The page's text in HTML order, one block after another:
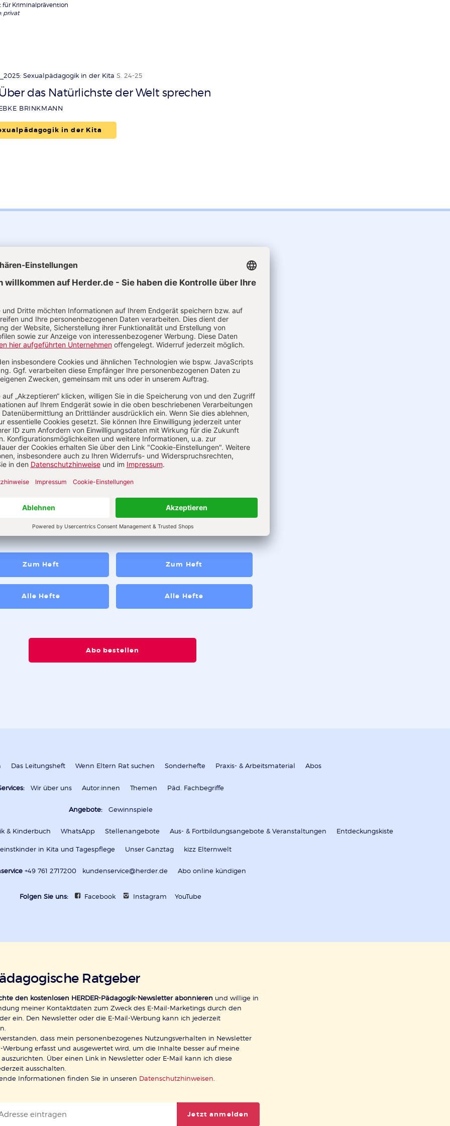
für Kriminalprävention
privat
Sexualpädagogik in der Kita S. 24-25
das Natürlichste der Welt sprechen
BRINKMANN
in der Kita
Ausgaben
8_2026
Zumutens
Zum Heft
Alle Hefte
Ausgabe 3_2026
Zum Heft
Alle Hefte
Abo bestellen
Das Leitungsheft Wenn Eltern Rat suchen Sonderhefte Praxis- & Arbeitsmaterial Abos
Wir über uns Autor:innen Themen Päd. Fachbegriffe
Angebote: Gewinnspiele
& Kinderbuch WhatsApp Stellenangebote Aus- & Fortbildungsangebote & Veranstaltungen Entdeckungskiste
in Kita und Tagespflege Unser Ganztag kizz Elternwelt
+49 761 2717200 kundenservice@herder.de Abo online kündigen
Folgen Sie uns: Facebook Instagram YouTube
Ratgeber
den kostenlosen HERDER-Pädagogik-Newsletter abonnieren und willige in
meiner Kontaktdaten zum Zweck des E-Mail-Marketings durch den
ein. Den Newsletter oder die E-Mail-Werbung kann ich jederzeit
dass mein personenbezogenes Nutzungsverhalten in Newsletter
Werbung erfasst und ausgewertet wird, um die Inhalte besser auf meine
Über einen Link in Newsletter oder E-Mail kann ich diese
ausschalten.
Informationen finden Sie in unseren Datenschutzhinweisen.
Jetzt anmelden